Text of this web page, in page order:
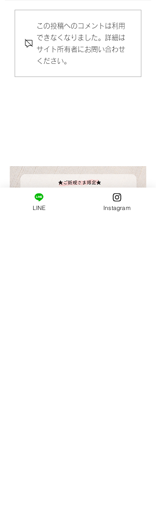
この投稿へのコメントは利用
できなくなりました。詳細は
サイト所有者にお問い合わせ
ください。
LINE Instagram